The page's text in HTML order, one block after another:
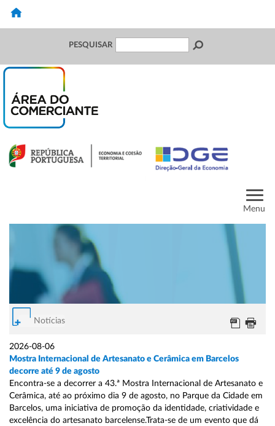
PESQUISAR
Menu
Notícias
2026-08-06
Mostra Internacional de Artesanato e Cerâmica em Barcelos
decorre até 9 de agosto
Encontra-se a decorrer a 43.ª Mostra Internacional de Artesanato e
Cerâmica, até ao próximo dia 9 de agosto, no Parque da Cidade em
Barcelos, uma iniciativa de promoção da identidade, criatividade e
excelência do artesanato barcelense.Trata-se de um evento que dá